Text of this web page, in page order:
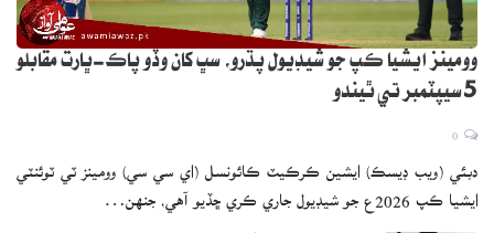
قانون تي عملدرآمد ڪرائي وڌيڪ انساني جانين کي ضايع ٿيڻ کان بچايو
وڃي.
وومينز ايشيا ڪپ جو شيڊيول پڌرو، سڀ کان وڏو پاڪ-ڀارت مقابلو
5 سيپٽمبر تي ٿيندو
دبئي (ويب ڊيسڪ) ايشين ڪرڪيٽ ڪائونسل (اي سي سي) وومينز ٽي ٽوئنٽي
ايشيا ڪپ 2026ع جو شيڊيول جاري ڪري ڇڏيو آهي، جنهن…